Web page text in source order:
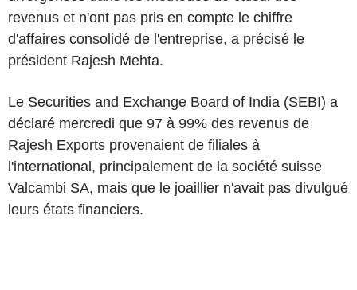
revenus et n'ont pas pris en compte le chiffre
d'affaires consolidé de l'entreprise, a précisé le
président Rajesh Mehta.
Le Securities and Exchange Board of India (SEBI) a
déclaré mercredi que 97 à 99% des revenus de
Rajesh Exports provenaient de filiales à
l'international, principalement de la société suisse
Valcambi SA, mais que le joaillier n'avait pas divulgué
leurs états financiers.